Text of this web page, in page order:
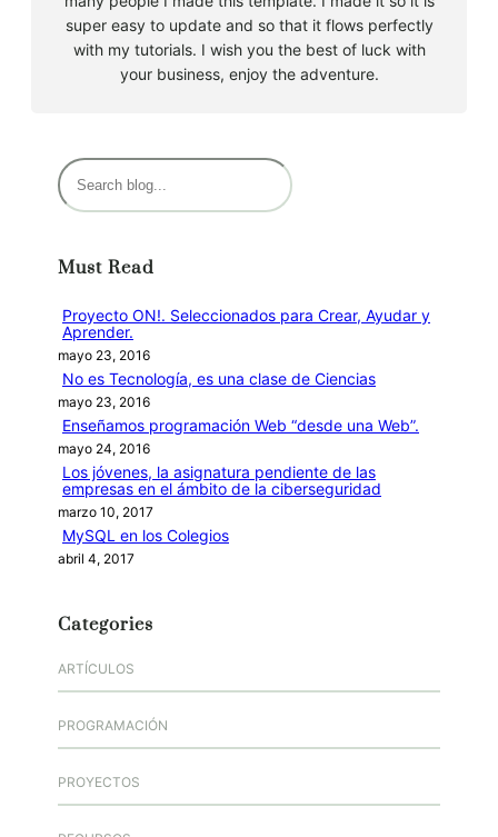
super easy to update and so that it flows perfectly
with my tutorials. I wish you the best of luck with
your business, enjoy the adventure.
B
u
a
Must Read
Proyecto ON!. Seleccionados para Crear, Ayudar y
Aprender.
mayo 23, 2016
No es Tecnología, es una clase de Ciencias
mayo 23, 2016
Enseñamos programación Web “desde una Web”.
mayo 24, 2016
Los jóvenes, la asignatura pendiente de las
empresas en el ámbito de la ciberseguridad
marzo 10, 2017
MySQL en los Colegios
abril 4, 2017
Categories
ARTÍCULOS
PROGRAMACIÓN
PROYECTOS